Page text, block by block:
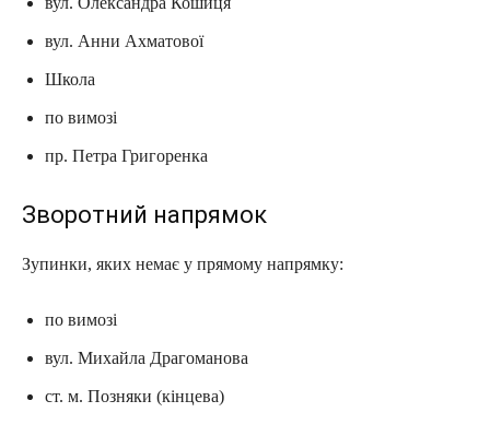
вул. Анни Ахматової
Школа
по вимозі
пр. Петра Григоренка
Зворотний напрямок
Зупинки, яких немає у прямому напрямку:
по вимозі
вул. Михайла Драгоманова
ст. м. Позняки (кінцева)